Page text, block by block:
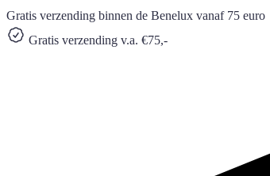
Gratis verzending binnen de Benelux vanaf 75 euro
Gratis verzending v.a. €75,-